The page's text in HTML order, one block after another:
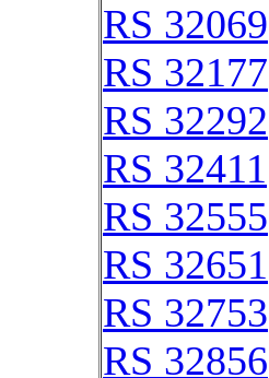
RS 32069
RS 32177
RS 32292
RS 32411
RS 32555
RS 32651
RS 32753
RS 32856